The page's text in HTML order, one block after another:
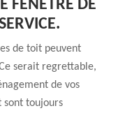
FENÊTRE DE
de toit peuvent
serait regrettable,
de vos
sont toujours